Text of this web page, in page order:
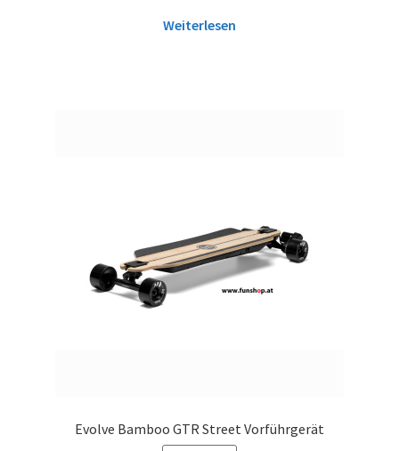
Weiterlesen
Evolve Bamboo GTR Street Vorführgerät